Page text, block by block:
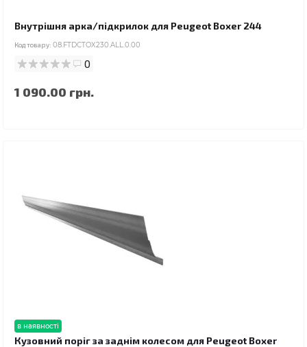
Внутрішня арка/підкрилок для Peugeot Boxer 244
Код товару: 08.FTDCTOX230.ALL.0.00
0
1 090.00 грн.
в наявності
Кузовний поріг за заднім колесом для Peugeot Boxer